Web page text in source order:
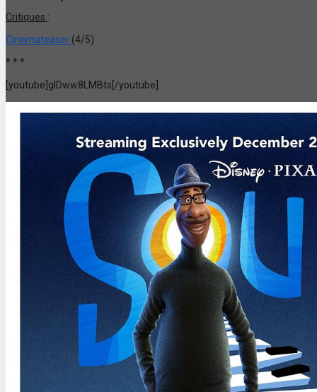
Critiques :
Cinemateaser (4/5)
* * *
[youtube]gIDww8LMBts[/youtube]